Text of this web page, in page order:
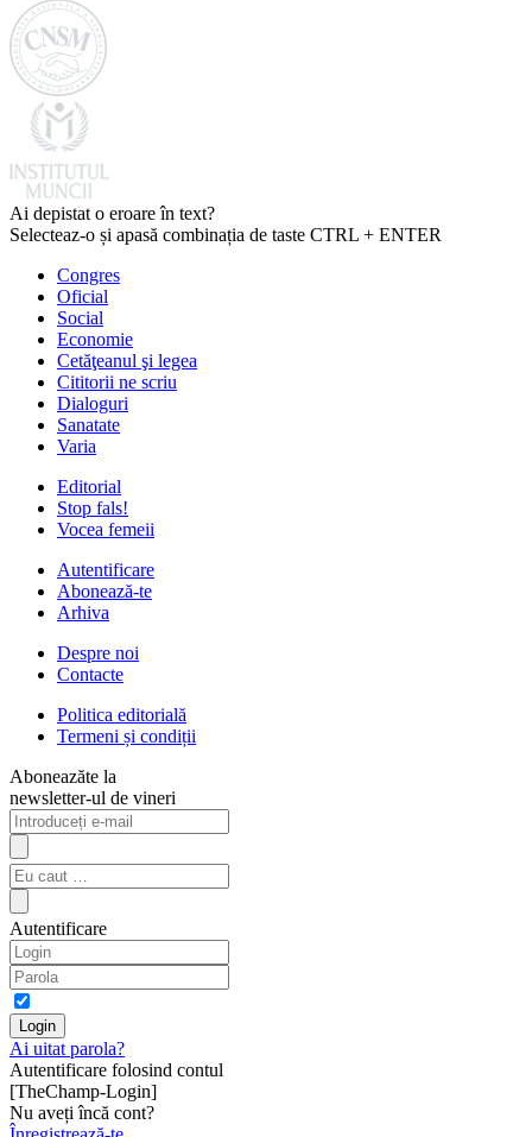
Ai depistat o eroare în text?
Selecteaz-o și apasă combinația de taste CTRL + ENTER
Congres
Oficial
Social
Economie
Cetăţeanul şi legea
Cititorii ne scriu
Dialoguri
Sanatate
Varia
Editorial
Stop fals!
Vocea femeii
Autentificare
Abonează-te
Arhiva
Despre noi
Contacte
Politica editorială
Termeni și condiții
Aboneazăte la
newsletter-ul de vineri
Autentificare
Ai uitat parola?
Autentificare folosind contul
[TheChamp-Login]
Nu aveți încă cont?